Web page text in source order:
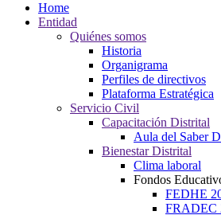
Home
Entidad
Quiénes somos
Historia
Organigrama
Perfiles de directivos
Plataforma Estratégica
Servicio Civil
Capacitación Distrital
Aula del Saber
Bienestar Distrital
Clima laboral
Fondos
FEDHE
FRADEC